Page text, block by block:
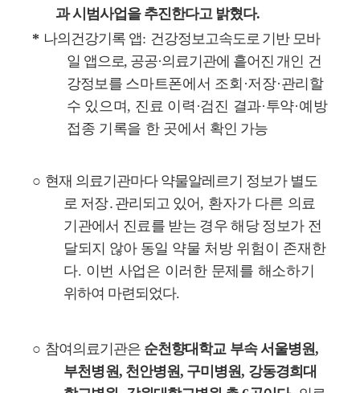
과 시범사업을 추진한다고 밝혔다.
* 나의건강기록 앱: 건강정보고속도로 기반 모바
일 앱으로, 공공·의료기관에 흩어진 개인 건
강정보를 스마트폰에서 조회 ·저장·관리할
수 있으며, 진료 이력 ·검진 결과·투약·예방
접종 기록을 한 곳에서 확인 가능
○ 현재 의료기관마다 약물알레르기 정보가 별도
로 저장․ 관리되고 있어, 환자가 다른 의료
기관에서 진료를 받는 경우 해당 정보가 전
달되지 않아 동일 약물 처방 위험이 존재한
다. 이번 사업은 이러한 문제를 해소하기
위하여 마련되었다.
○ 참여의료기관은 순천향대학교 부속 서울병원,
부천병원, 천안병원, 구미병원, 강동경희대